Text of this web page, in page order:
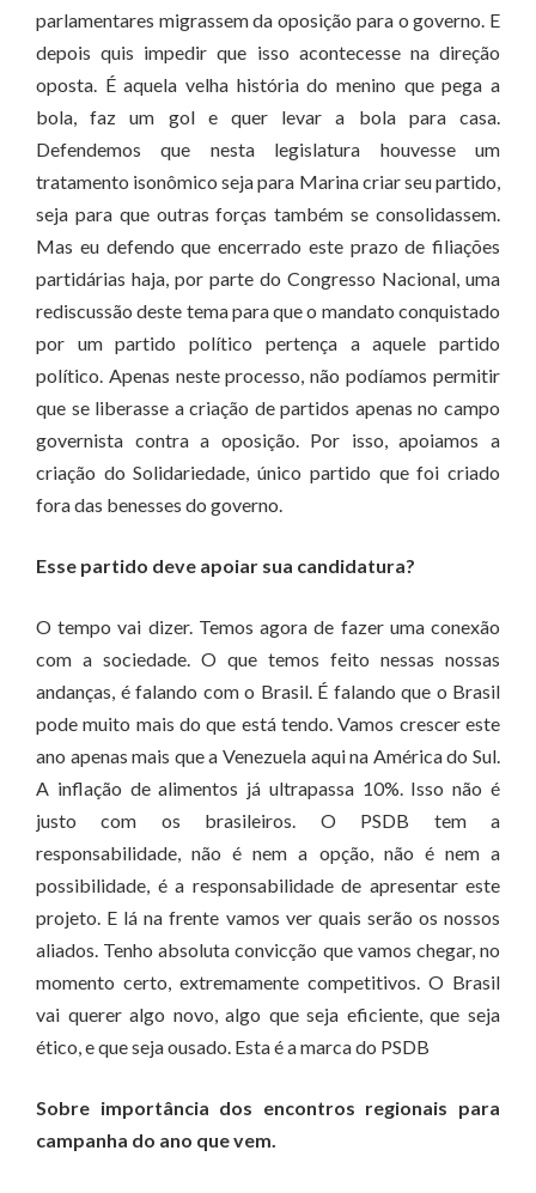
parlamentares migrassem da oposição para o governo. E
depois quis impedir que isso acontecesse na direção
oposta. É aquela velha história do menino que pega a
bola, faz um gol e quer levar a bola para casa.
Defendemos que nesta legislatura houvesse um
tratamento isonômico seja para Marina criar seu partido,
seja para que outras forças também se consolidassem.
Mas eu defendo que encerrado este prazo de filiações
partidárias haja, por parte do Congresso Nacional, uma
rediscussão deste tema para que o mandato conquistado
por um partido político pertença a aquele partido
político. Apenas neste processo, não podíamos permitir
que se liberasse a criação de partidos apenas no campo
governista contra a oposição. Por isso, apoiamos a
criação do Solidariedade, único partido que foi criado
fora das benesses do governo.
Esse partido deve apoiar sua candidatura?
O tempo vai dizer. Temos agora de fazer uma conexão
com a sociedade. O que temos feito nessas nossas
andanças, é falando com o Brasil. É falando que o Brasil
pode muito mais do que está tendo. Vamos crescer este
ano apenas mais que a Venezuela aqui na América do Sul.
A inflação de alimentos já ultrapassa 10%. Isso não é
justo com os brasileiros. O PSDB tem a
responsabilidade, não é nem a opção, não é nem a
possibilidade, é a responsabilidade de apresentar este
projeto. E lá na frente vamos ver quais serão os nossos
aliados. Tenho absoluta convicção que vamos chegar, no
momento certo, extremamente competitivos. O Brasil
vai querer algo novo, algo que seja eficiente, que seja
ético, e que seja ousado. Esta é a marca do PSDB
Sobre importância dos encontros regionais para
campanha do ano que vem.